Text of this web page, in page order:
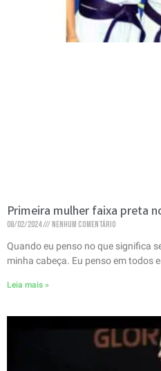
Primeira mulher faixa preta
08/02/2024 Nenhum comentário
Quando eu penso no que significa
minha cabeça. Eu penso em todos
Leia mais »